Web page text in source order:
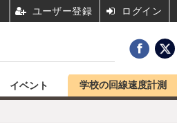
イベント 学校の回線速度計測
ユーザー登録 ログイン